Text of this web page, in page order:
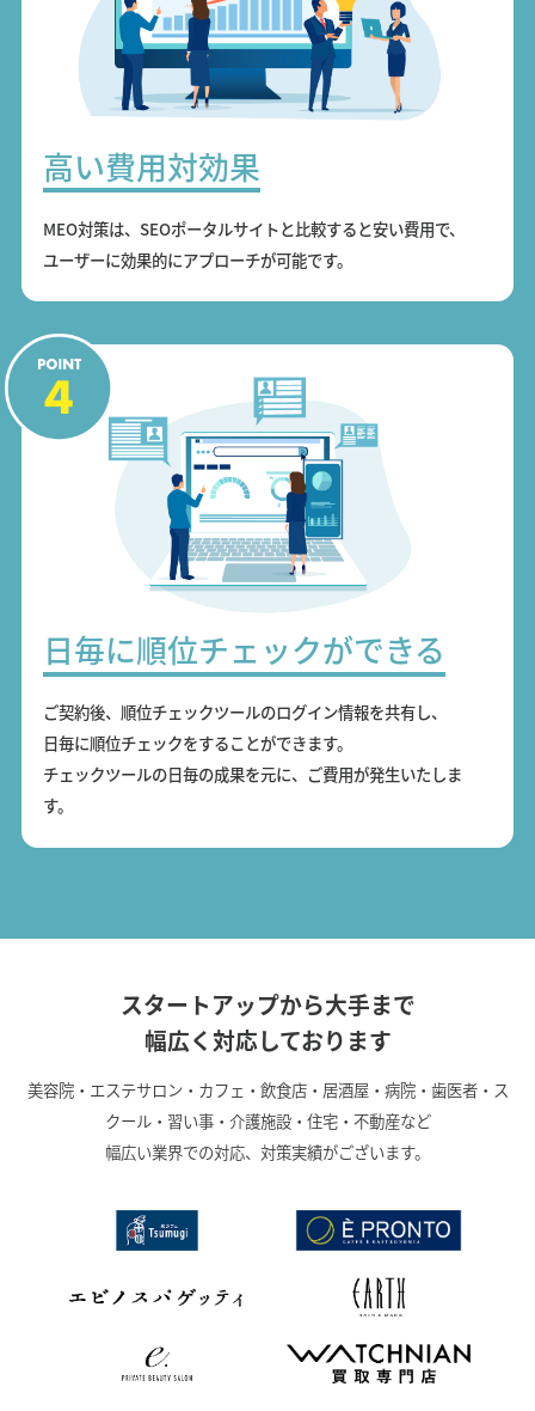
高い費用対効果
MEO対策は、SEOポータルサイトと比較すると安い費用で、
ユーザーに効果的にアプローチが可能です。
日毎に順位チェックができる
ご契約後、順位チェックツールのログイン情報を共有し、
日毎に順位チェックをすることができます。
チェックツールの日毎の成果を元に、ご費用が発生いたしま
す。
スタートアップから大手まで
幅広く対応しております
美容院・エステサロン・カフェ・飲食店・居酒屋・病院・歯医者・ス
クール・習い事・介護施設・住宅・不動産など
幅広い業界での対応、対策実績がございます。